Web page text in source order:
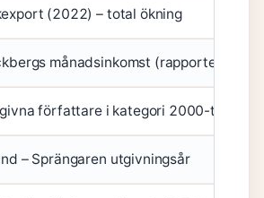
(2022) – total ökning
månadsinkomst (rapporterad)
författare i kategori 2000-talet
– Sprängaren utgivningsår